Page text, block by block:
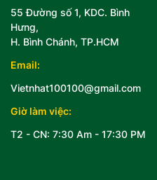
55 Đường số 1, KDC. Bình
Hưng,
H. Bình Chánh, TP.HCM
Email:
Vietnhat100100@gmail.com
Giờ làm việc:
T2 - CN: 7:30 Am - 17:30 PM